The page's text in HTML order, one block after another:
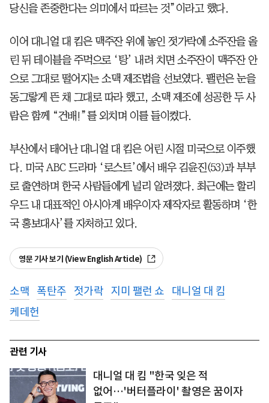
당신을 존중한다는 의미에서 따르는 것”이라고 했다.
이어 대니얼 대 킴은 맥주잔 위에 놓인 젓가락에 소주잔을 올
린 뒤 테이블을 주먹으로 ‘탕’ 내려 치면 소주잔이 맥주잔 안
으로 그대로 떨어지는 소맥 제조법을 선보였다. 팰런은 눈을
동그랗게 뜬 채 그대로 따라 했고, 소맥 제조에 성공한 두 사
람은 함께 “건배!”를 외치며 이를 들이켰다.
부산에서 태어난 대니얼 대 킴은 어린 시절 미국으로 이주했
다. 미국 ABC 드라마 ‘로스트’에서 배우 김윤진(53)과 부부
로 출연하며 한국 사람들에게 널리 알려졌다. 최근에는 할리
우드 내 대표적인 아시아계 배우이자 제작자로 활동하며 ‘한
국 홍보대사’를 자처하고 있다.
영문 기사 보기 (View English Article)
소맥 폭탄주 젓가락 지미 팰런 쇼
대니얼 대 킴
케데헌
관련 기사
대니얼 대 킴 "한국 잊은 적
없어…'버터플라이' 촬영은 꿈이자